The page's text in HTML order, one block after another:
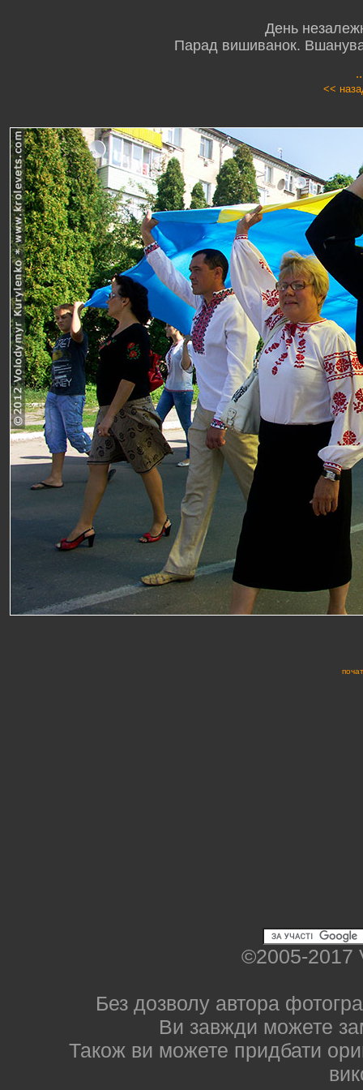
День
Парад вишиванок.
<<
©2005-2017
Без дозволу автора
Ви завжди можете
Також ви можете придбати